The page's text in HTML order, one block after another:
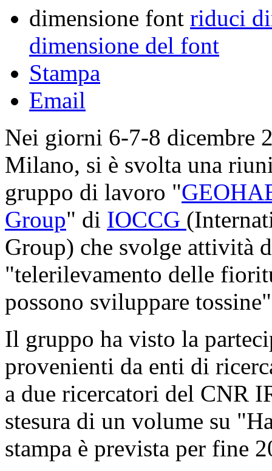
dimensione font riduci
dimensione del font
Stampa
Email
Nei giorni 6-7-8 dicembre
Milano, si è svolta una
gruppo di lavoro "
Group" di IOCCG
Group) che svolge attività
"telerilevamento delle
possono sviluppare tossine"
Il gruppo ha visto la
provenienti da enti di
a due ricercatori del CNR
stesura di un volume su
stampa è prevista per fine